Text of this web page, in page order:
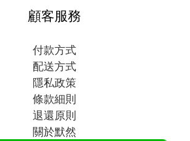
顧客服務
付款方式
配送方式
隱私政策
條款細則
退還原則
關於默然